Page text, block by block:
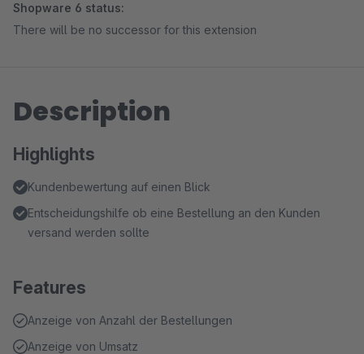
Shopware 6 status:
There will be no successor for this extension
Description
Highlights
Kundenbewertung auf einen Blick
Entscheidungshilfe ob eine Bestellung an den Kunden
versand werden sollte
Features
Anzeige von Anzahl der Bestellungen
Anzeige von Umsatz